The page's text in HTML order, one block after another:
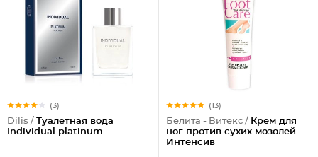
(3)
Dilis / Туалетная вода
Individual platinum
(13)
Белита - Витекс / Крем для
ног против сухих мозолей
Интенсив